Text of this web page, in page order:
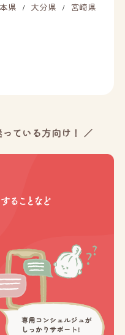
県 / 大分県 / 宮崎県
ている方向け！ ／